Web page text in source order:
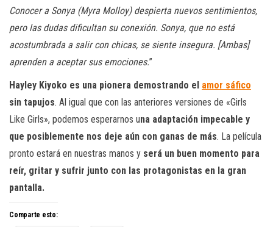
Conocer a Sonya (Myra Molloy) despierta nuevos sentimientos,
pero las dudas dificultan su conexión. Sonya, que no está
acostumbrada a salir con chicas, se siente insegura. [Ambas]
aprenden a aceptar sus emociones.”
Hayley Kiyoko es una pionera demostrando el amor sáfico
sin tapujos. Al igual que con las anteriores versiones de «Girls
Like Girls», podemos esperarnos una adaptación impecable y
que posiblemente nos deje aún con ganas de más. La película
pronto estará en nuestras manos y será un buen momento para
reír, gritar y sufrir junto con las protagonistas en la gran
pantalla.
Comparte esto: